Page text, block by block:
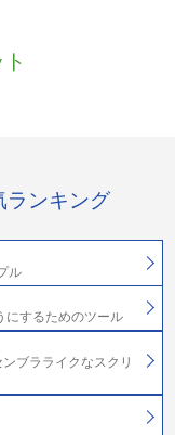
ランキング
ル
にするためのツール
ブラライクなスクリ